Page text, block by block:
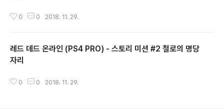
0 0 2018. 11. 29.
레드 데드 온라인 (PS4 PRO) - 스토리 미션 #2 철로의 명당
자리
0 0 2018. 11. 29.